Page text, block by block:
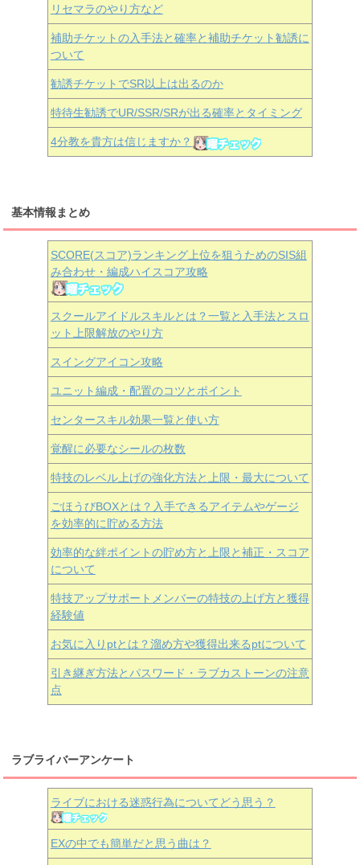
リセマラのやり方など
補助チケットの入手法と確率と補助チケット勧誘に
ついて
勧誘チケットでSR以上は出るのか
特待生勧誘でUR/SSR/SRが出る確率とタイミング
4分教を貴方は信じますか？
基本情報まとめ
SCORE(スコア)ランキング上位を狙うためのSIS組
み合わせ・編成ハイスコア攻略
スクールアイドルスキルとは？一覧と入手法とスロ
ット上限解放のやり方
スイングアイコン攻略
ユニット編成・配置のコツとポイント
センタースキル効果一覧と使い方
覚醒に必要なシールの枚数
特技のレベル上げの強化方法と上限・最大について
ごほうびBOXとは？入手できるアイテムやゲージ
を効率的に貯める方法
効率的な絆ポイントの貯め方と上限と補正・スコア
について
特技アップサポートメンバーの特技の上げ方と獲得
経験値
お気に入りptとは？溜め方や獲得出来るptについて
引き継ぎ方法とパスワード・ラブカストーンの注意
点
ラブライバーアンケート
ライブにおける迷惑行為についてどう思う？
EXの中でも簡単だと思う曲は？